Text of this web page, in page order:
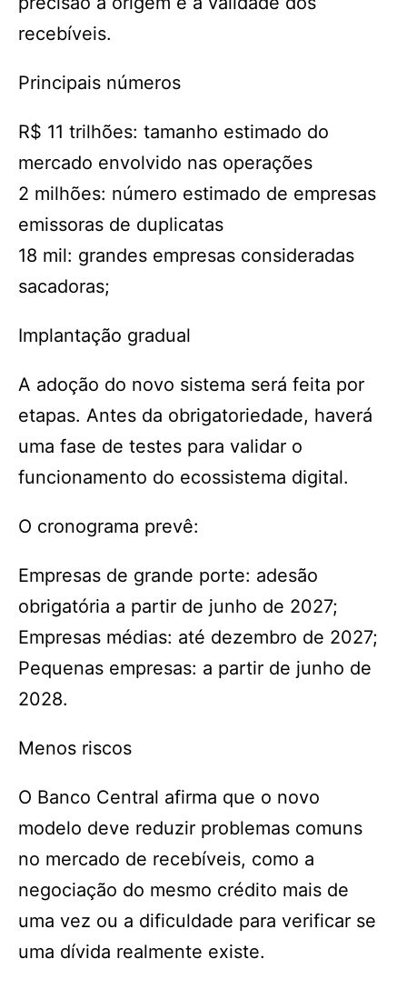
recebíveis.
Principais números
R$ 11 trilhões: tamanho estimado do
mercado envolvido nas operações
2 milhões: número estimado de empresas
emissoras de duplicatas
18 mil: grandes empresas consideradas
sacadoras;
Implantação gradual
A adoção do novo sistema será feita por
etapas. Antes da obrigatoriedade, haverá
uma fase de testes para validar o
funcionamento do ecossistema digital.
O cronograma prevê:
Empresas de grande porte: adesão
obrigatória a partir de junho de 2027;
Empresas médias: até dezembro de 2027;
Pequenas empresas: a partir de junho de
2028.
Menos riscos
O Banco Central afirma que o novo
modelo deve reduzir problemas comuns
no mercado de recebíveis, como a
negociação do mesmo crédito mais de
uma vez ou a dificuldade para verificar se
uma dívida realmente existe.